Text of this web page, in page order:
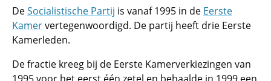
DeSocialistische Partij is vanaf 1995 in de Eerste
Kamervertegenwoordigd. De partij heeft drie Eerste
Kamerleden.
De fractie kreeg bij de Eerste Kamerverkiezingen van